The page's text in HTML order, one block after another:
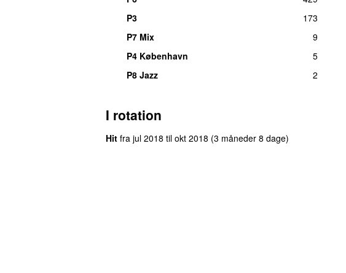
P3
173
P7 Mix
9
P4 København
5
P8 Jazz
2
I rotation
Hit fra jul 2018 til okt 2018 (3 måneder 8 dage)